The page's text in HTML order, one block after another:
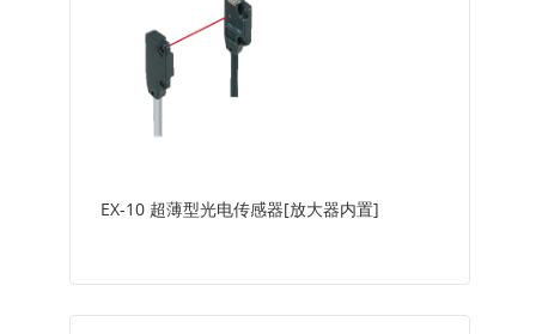
EX-10 超薄型光电传感器[放大器内置]